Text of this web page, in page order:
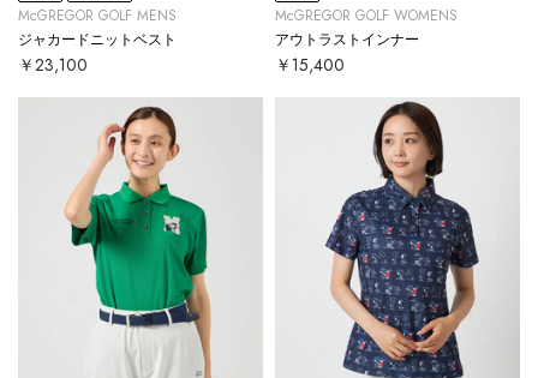
McGREGOR GOLF MENS
ジャカードニットベスト
￥23,100
McGREGOR GOLF WOMENS
アウトラストインナー
￥15,400